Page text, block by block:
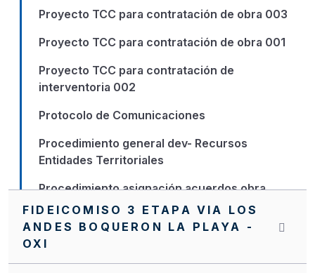
Proyecto TCC para contratación de obra 003
Proyecto TCC para contratación de obra 001
Proyecto TCC para contratación de
interventoria 002
Protocolo de Comunicaciones
Procedimiento general dev- Recursos
Entidades Territoriales
Procedimiento asignación acuerdos obra
PQR
Nuevo Manual de Supervisión e Interventoría
FIDEICOMISO 3 ETAPA VIA LOS
ANDES BOQUERON LA PLAYA -
OXI